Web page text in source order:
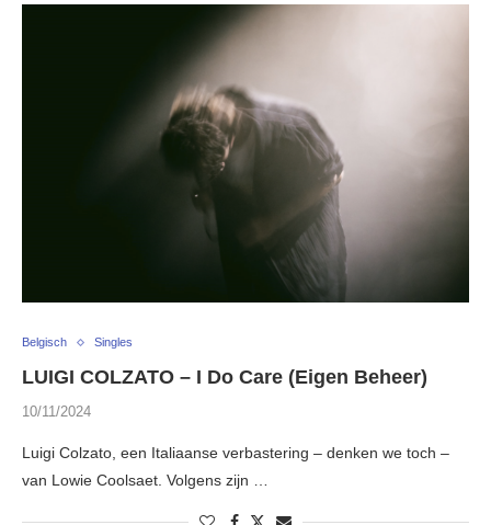
Belgisch Singles
LUIGI COLZATO – I Do Care (Eigen Beheer)
10/11/2024
Luigi Colzato, een Italiaanse verbastering – denken we toch –
van Lowie Coolsaet. Volgens zijn …